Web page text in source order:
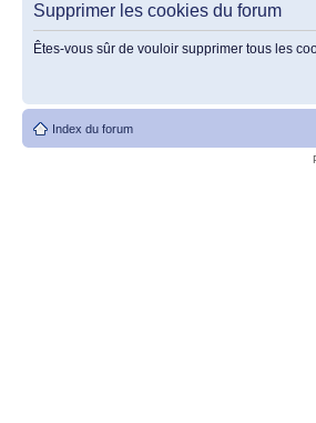
Supprimer les cookies du forum
Êtes-vous sûr de vouloir supprimer tous les
Index du forum